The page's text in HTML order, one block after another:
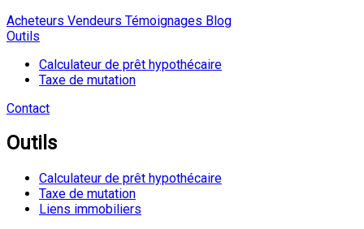
Acheteurs Vendeurs Témoignages Blog
Outils
Calculateur de prêt hypothécaire
Taxe de mutation
Contact
Outils
Calculateur de prêt hypothécaire
Taxe de mutation
Liens immobiliers